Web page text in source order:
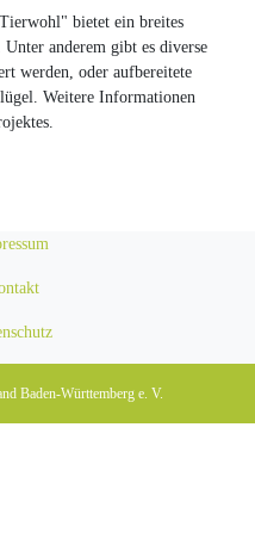
bietet ein breites
anderem gibt es diverse
werden, oder aufbereitete
Weitere Informationen
Baden-Württemberg e. V.